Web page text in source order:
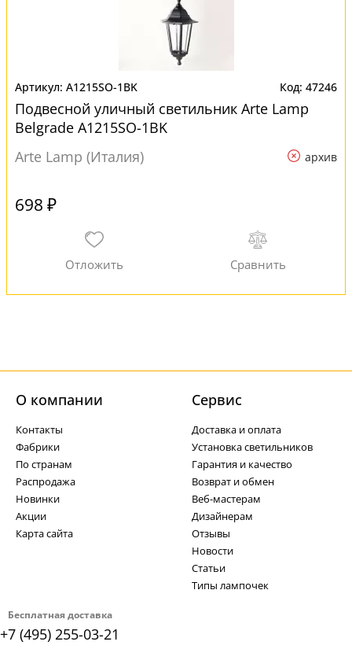
A1215SO-1BK 47246
Подвесной уличный светильник Arte Lamp
Belgrade A1215SO-1BK
Arte Lamp (Италия)
архив
698 ₽
Бесплатная доставка
+7 (495) 255-03-21
О компании
Контакты
Фабрики
По странам
Распродажа
Новинки
Акции
Карта сайта
Cервис
Доставка и оплата
Установка светильников
Гарантия и качество
Возврат и обмен
Веб-мастерам
Дизайнерам
Отзывы
Новости
Статьи
Типы лампочек